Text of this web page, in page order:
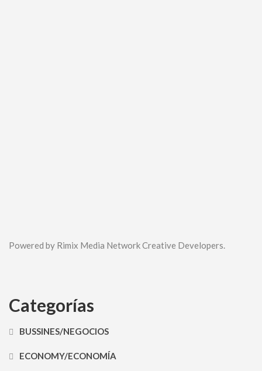
Powered by Rimix Media Network Creative Developers.
Categorías
BUSSINES/NEGOCIOS
ECONOMY/ECONOMÍA